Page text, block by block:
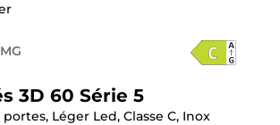
3D 60 Série 5
portes, Léger Led, Classe C, Inox